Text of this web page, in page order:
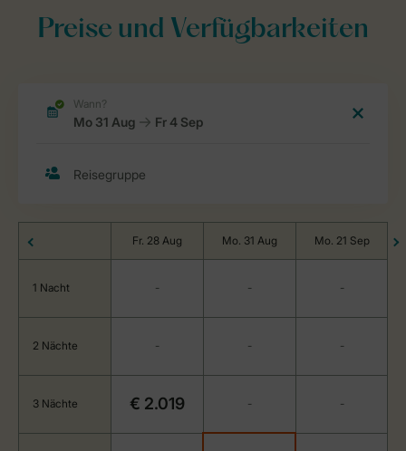
Preise und Verfügbarkeiten
Fr. 28 Aug Mo. 31 Aug Mo. 21 Sep
1 Nacht - - -
2 Nächte - - -
3 Nächte € 2.019 - -